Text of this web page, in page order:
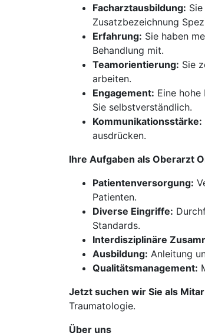
Facharztausbildung:
Zusatzbezeichnung
Erfahrung: Sie haben
Behandlung mit.
Teamorientierung: Sie
arbeiten.
Engagement: Eine
Sie selbstverständlich.
Kommunikationsstärke:
ausdrücken.
Ihre Aufgaben als Oberarzt
Patientenversorgung:
Patienten.
Diverse Eingriffe:
Standards.
Interdisziplinäre
Ausbildung: Anleitung
Qualitätsmanagement:
Jetzt suchen wir Sie als
Traumatologie.
Über uns